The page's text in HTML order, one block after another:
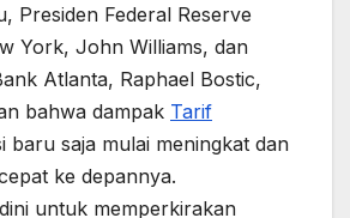
Presiden Federal Reserve
York, John Williams, dan
Atlanta, Raphael Bostic,
bahwa dampak Tarif
baru saja mulai meningkat dan
ke depannya.
untuk memperkirakan